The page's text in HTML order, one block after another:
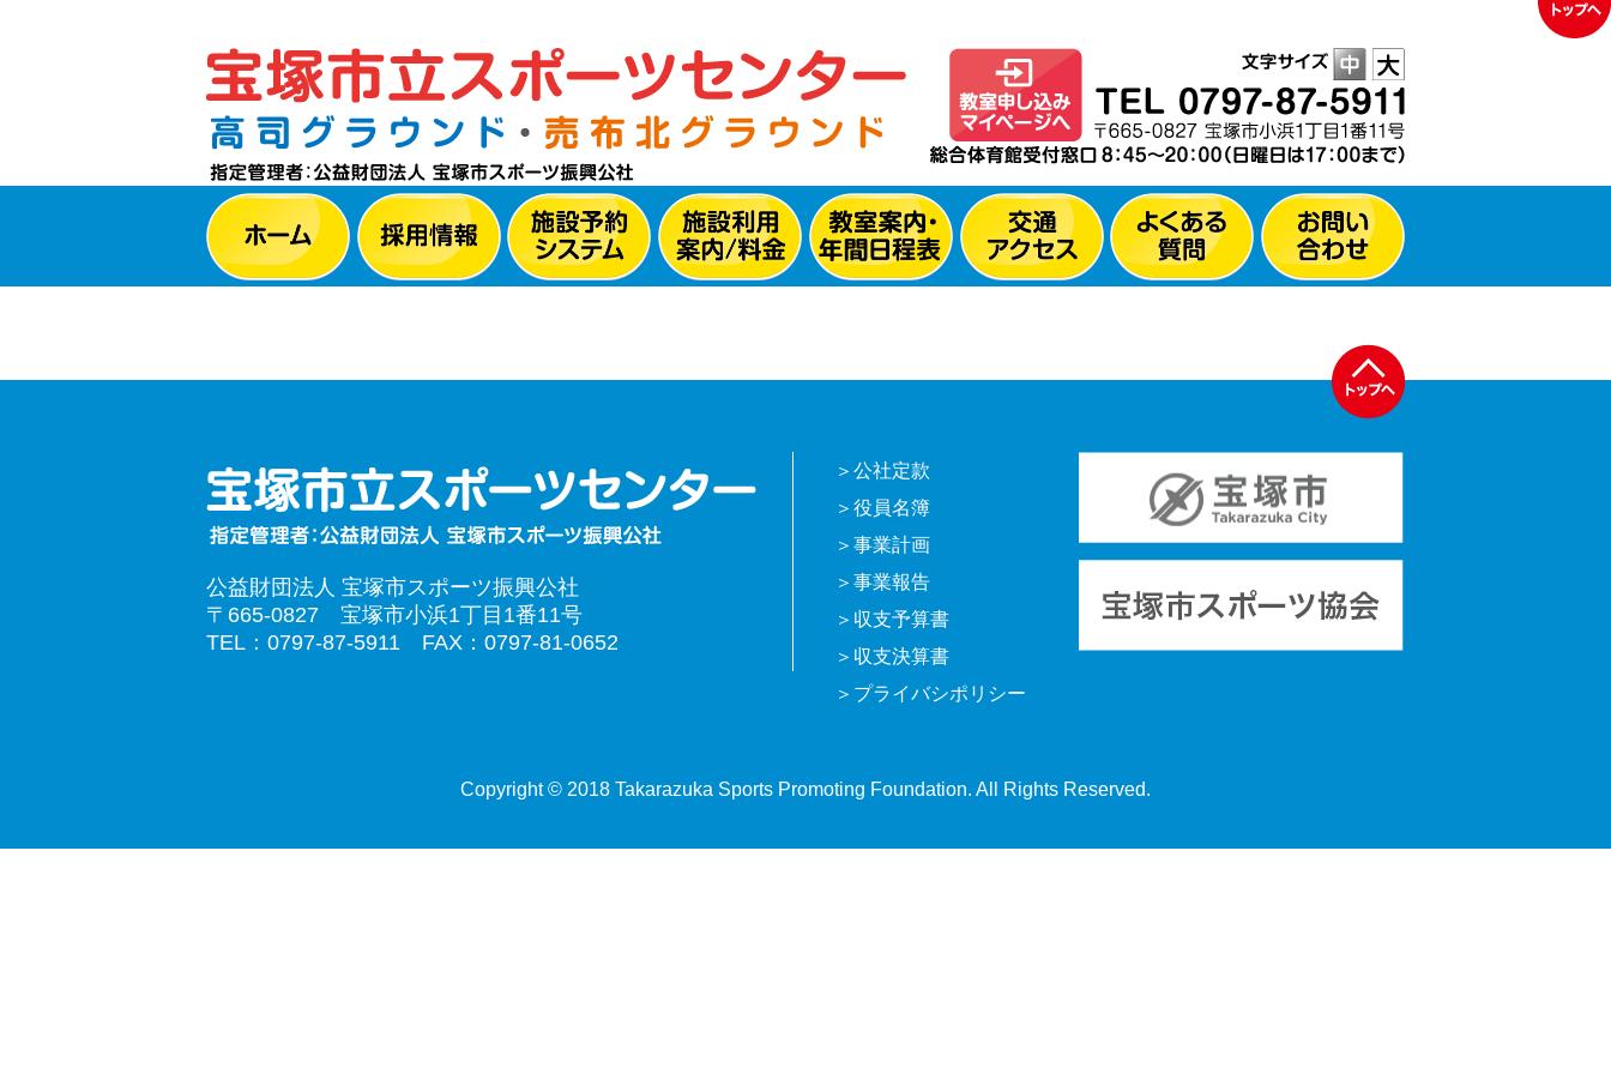
公益財団法人 宝塚市スポーツ振興公社
〒665-0827 宝塚市小浜1丁目1番11号
TEL：0797-87-5911 FAX：0797-81-0652
公社定款
役員名簿
事業計画
事業報告
収支予算書
収支決算書
プライバシポリシー
Copyright © 2018 Takarazuka Sports Promoting Foundation. All Rights Reserved.